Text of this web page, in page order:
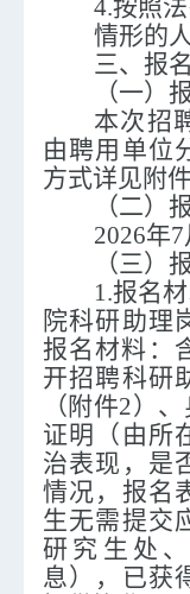
4.按照
情形的人
三、报
（一）
本次招
由聘用单位
方式详见附件
（二）
2026年7
（三）
1.报名
院科研助理
报名材料：
开招聘科研
（附件2） 、
证明（由所
治表现，是
情况， 报名
生无需提交
研究生处
息），已获